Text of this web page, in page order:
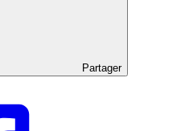
Partager